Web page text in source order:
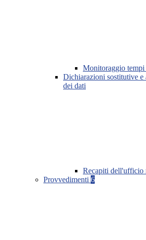
Monitoraggio tempi
Dichiarazioni sostitutive
dei dati
Recapiti dell'ufficio
Provvedimenti 6